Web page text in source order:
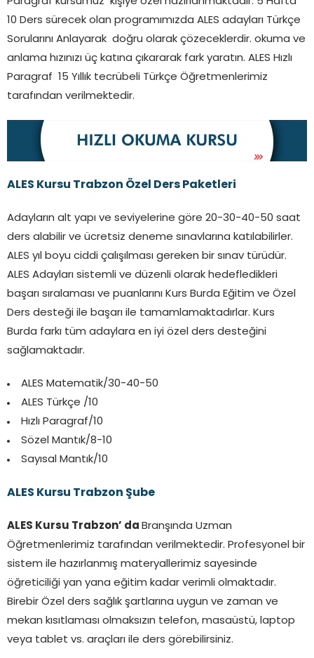
10 Ders sürecek olan programımızda ALES adayları Türkçe
Sorularını Anlayarak doğru olarak çözeceklerdir. okuma ve
anlama hızınızı üç katına çıkararak fark yaratın. ALES Hızlı
Paragraf 15 Yıllık tecrübeli Türkçe Öğretmenlerimiz
tarafından verilmektedir.
ALES Kursu Trabzon Özel Ders Paketleri
Adayların alt yapı ve seviyelerine göre 20-30-40-50 saat
ders alabilir ve ücretsiz deneme sınavlarına katılabilirler.
ALES yıl boyu ciddi çalışılması gereken bir sınav türüdür.
ALES Adayları sistemli ve düzenli olarak hedefledikleri
başarı sıralaması ve puanlarını Kurs Burda Eğitim ve Özel
Ders desteği ile başarı ile tamamlamaktadırlar. Kurs
Burda farkı tüm adaylara en iyi özel ders desteğini
sağlamaktadır.
ALES Matematik/30-40-50
ALES Türkçe /10
Hızlı Paragraf/10
Sözel Mantık/8-10
Sayısal Mantık/10
ALES Kursu Trabzon Şube
ALES Kursu Trabzon’ da Branşında Uzman
Öğretmenlerimiz tarafından verilmektedir. Profesyonel bir
sistem ile hazırlanmış materyallerimiz sayesinde
öğreticiliği yan yana eğitim kadar verimli olmaktadır.
Birebir Özel ders sağlık şartlarına uygun ve zaman ve
mekan kısıtlaması olmaksızın telefon, masaüstü, laptop
veya tablet vs. araçları ile ders görebilirsiniz.